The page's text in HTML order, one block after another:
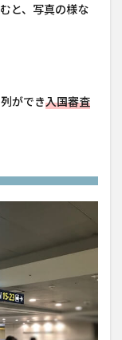
と、写真の様な
ができ入国審査